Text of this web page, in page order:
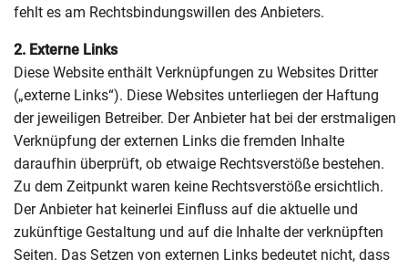
fehlt es am Rechtsbindungswillen des Anbieters.
2. Externe Links
Diese Website enthält Verknüpfungen zu Websites Dritter
(„externe Links“). Diese Websites unterliegen der Haftung
der jeweiligen Betreiber. Der Anbieter hat bei der erstmaligen
Verknüpfung der externen Links die fremden Inhalte
daraufhin überprüft, ob etwaige Rechtsverstöße bestehen.
Zu dem Zeitpunkt waren keine Rechtsverstöße ersichtlich.
Der Anbieter hat keinerlei Einfluss auf die aktuelle und
zukünftige Gestaltung und auf die Inhalte der verknüpften
Seiten. Das Setzen von externen Links bedeutet nicht, dass